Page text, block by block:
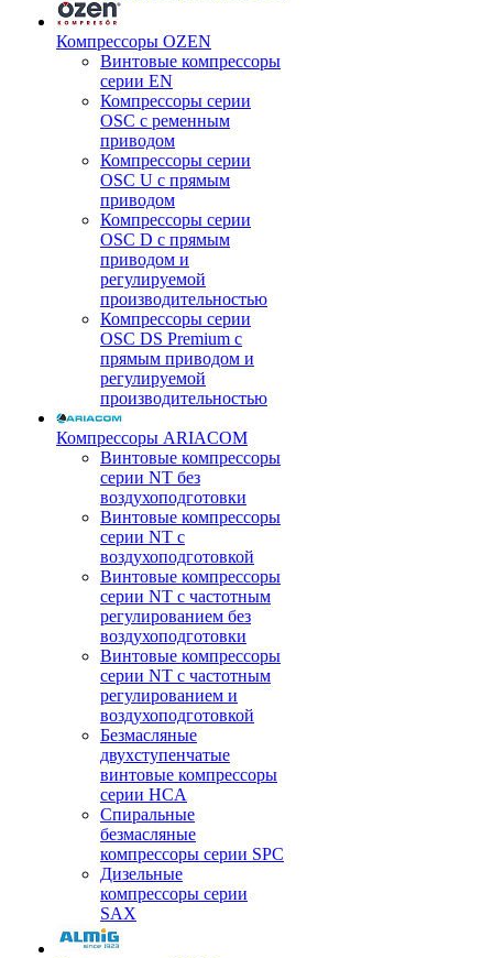
Компрессоры OZEN
Винтовые компрессоры
серии EN
Компрессоры серии
OSC с ременным
приводом
Компрессоры серии
OSC U с прямым
приводом
Компрессоры серии
OSC D с прямым
приводом и
регулируемой
производительностью
Компрессоры серии
OSC DS Premium с
прямым приводом и
регулируемой
производительностью
Компрессоры ARIACOM
Винтовые компрессоры
серии NT без
воздухоподготовки
Винтовые компрессоры
серии NT c
воздухоподготовкой
Винтовые компрессоры
серии NT с частотным
регулированием без
воздухоподготовки
Винтовые компрессоры
серии NT с частотным
регулированием и
воздухоподготовкой
Безмасляные
двухступенчатые
винтовые компрессоры
серии HCA
Спиральные
безмасляные
компрессоры серии SPC
Дизельные
компрессоры серии
SAX